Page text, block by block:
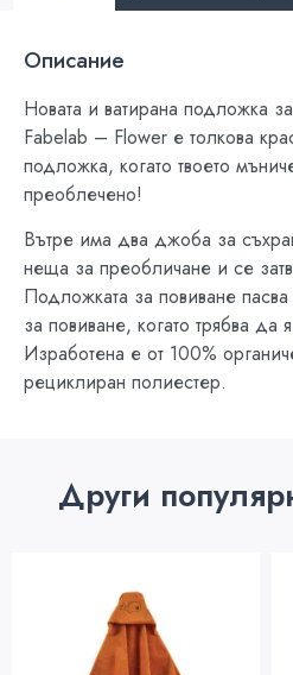
Описание
Новата и ватирана подложка
Fabelab – Flower е толкова
подложка, когато твоето
преоблечено!
Вътре има два джоба за
неща за преобличане и се
Подложката за повиване
за повиване, когато трябва
Изработена е от 100%
рециклиран полиестер.
Други